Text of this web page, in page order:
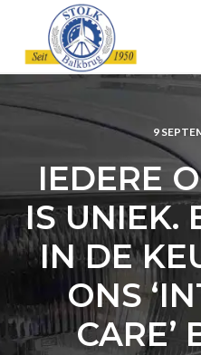
content
9
IEDERE
IS UNIEK.
IN DE
ONS
CARE’